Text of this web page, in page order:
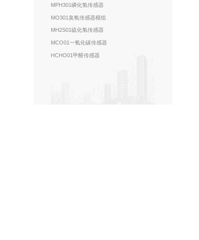
MPH301磷化氢传感器
MO301臭氧传感器模组
MH2S01硫化氢传感器
MCO01一氧化碳传感器
HCHO01甲醛传感器